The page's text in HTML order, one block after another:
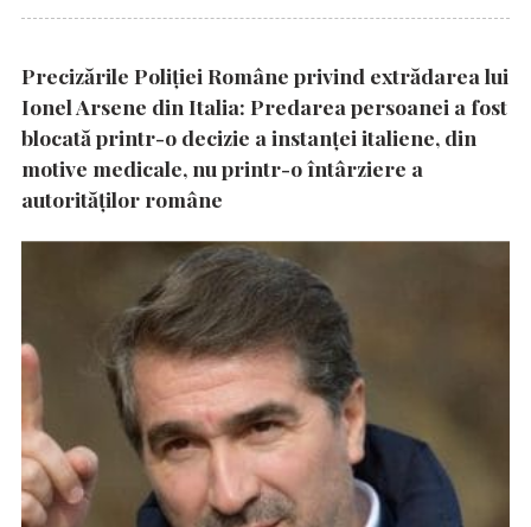
Precizările Poliţiei Române privind extrădarea lui
Ionel Arsene din Italia: Predarea persoanei a fost
blocată printr-o decizie a instanţei italiene, din
motive medicale, nu printr-o întârziere a
autorităţilor române